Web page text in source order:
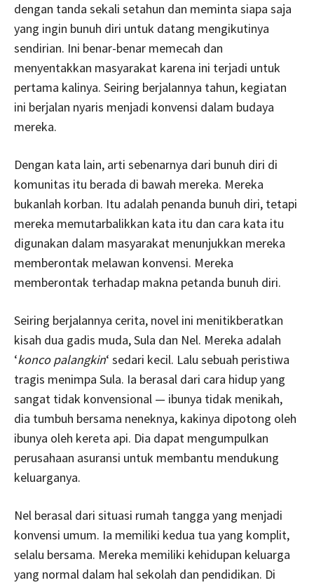
dengan tanda sekali setahun dan meminta siapa saja
yang ingin bunuh diri untuk datang mengikutinya
sendirian. Ini benar-benar memecah dan
menyentakkan masyarakat karena ini terjadi untuk
pertama kalinya. Seiring berjalannya tahun, kegiatan
ini berjalan nyaris menjadi konvensi dalam budaya
mereka.
Dengan kata lain, arti sebenarnya dari bunuh diri di
komunitas itu berada di bawah mereka. Mereka
bukanlah korban. Itu adalah penanda bunuh diri, tetapi
mereka memutarbalikkan kata itu dan cara kata itu
digunakan dalam masyarakat menunjukkan mereka
memberontak melawan konvensi. Mereka
memberontak terhadap makna petanda bunuh diri.
Seiring berjalannya cerita, novel ini menitikberatkan
kisah dua gadis muda, Sula dan Nel. Mereka adalah
‘konco palangkin‘ sedari kecil. Lalu sebuah peristiwa
tragis menimpa Sula. Ia berasal dari cara hidup yang
sangat tidak konvensional — ibunya tidak menikah,
dia tumbuh bersama neneknya, kakinya dipotong oleh
ibunya oleh kereta api. Dia dapat mengumpulkan
perusahaan asuransi untuk membantu mendukung
keluarganya.
Nel berasal dari situasi rumah tangga yang menjadi
konvensi umum. Ia memiliki kedua tua yang komplit,
selalu bersama. Mereka memiliki kehidupan keluarga
yang normal dalam hal sekolah dan pendidikan. Di